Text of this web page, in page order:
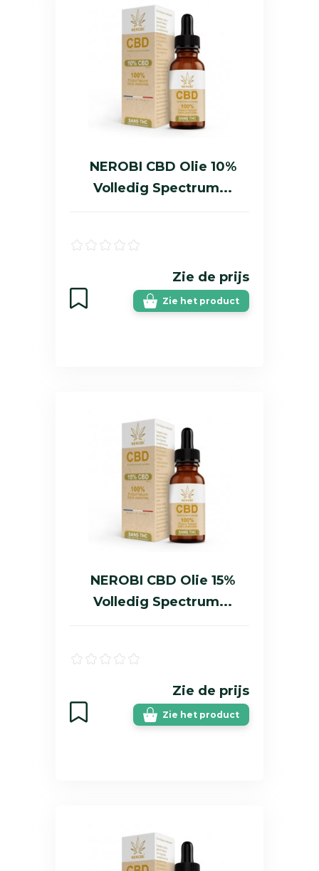
NEROBI CBD Olie 10%
Volledig Spectrum...
Zie de prijs
Zie het product
NEROBI CBD Olie 15%
Volledig Spectrum...
Zie de prijs
Zie het product